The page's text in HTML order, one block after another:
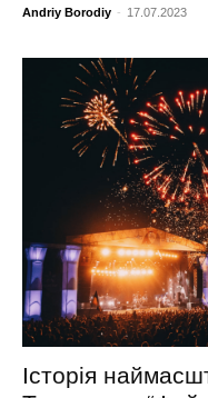
Andriy Borodiy - 17.07.2023
Історія